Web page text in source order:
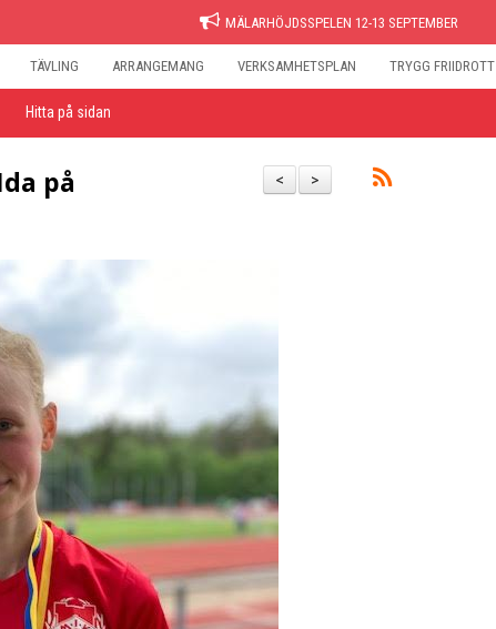
MÄLARHÖJDSSPELEN 12-13 SEPTEMBER
TÄVLING ARRANGEMANG VERKSAMHETSPLAN TRYGG FRIIDROTT
Hitta på sidan
>
<
på